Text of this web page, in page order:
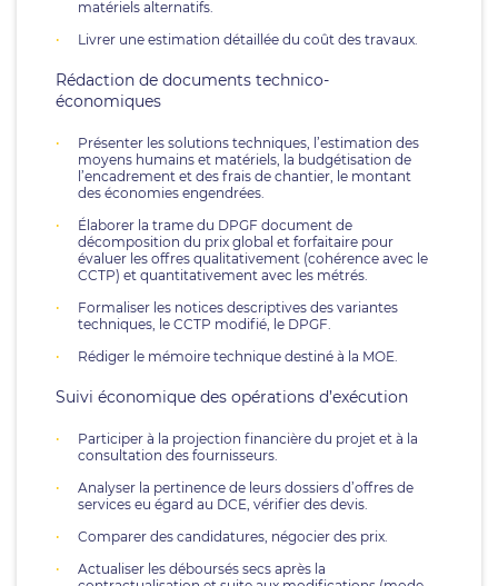
matériels alternatifs.
Livrer une estimation détaillée du coût des travaux.
Rédaction de documents technico-
économiques
Présenter les solutions techniques, l’estimation des
moyens humains et matériels, la budgétisation de
l’encadrement et des frais de chantier, le montant
des économies engendrées.
Élaborer la trame du DPGF document de
décomposition du prix global et forfaitaire pour
évaluer les offres qualitativement (cohérence avec le
CCTP) et quantitativement avec les métrés.
Formaliser les notices descriptives des variantes
techniques, le CCTP modifié, le DPGF.
Rédiger le mémoire technique destiné à la MOE.
Suivi économique des opérations d’exécution
Participer à la projection financière du projet et à la
consultation des fournisseurs.
Analyser la pertinence de leurs dossiers d’offres de
services eu égard au DCE, vérifier des devis.
Comparer des candidatures, négocier des prix.
Actualiser les déboursés secs après la